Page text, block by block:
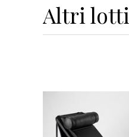
Altri lotti